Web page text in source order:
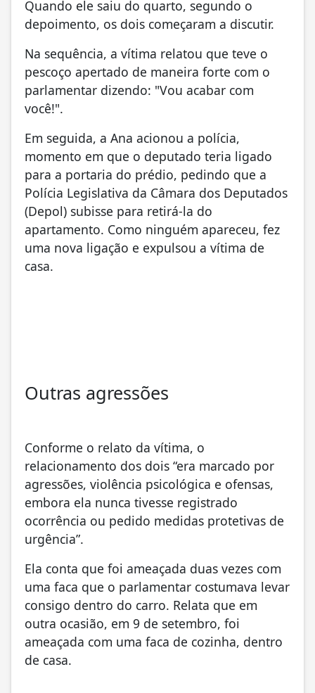
Quando ele saiu do quarto, segundo o
depoimento, os dois começaram a discutir.
Na sequência, a vítima relatou que teve o
pescoço apertado de maneira forte com o
parlamentar dizendo: "Vou acabar com
você!".
Em seguida, a Ana acionou a polícia,
momento em que o deputado teria ligado
para a portaria do prédio, pedindo que a
Polícia Legislativa da Câmara dos Deputados
(Depol) subisse para retirá-la do
apartamento. Como ninguém apareceu, fez
uma nova ligação e expulsou a vítima de
casa.
Outras agressões
Conforme o relato da vítima, o
relacionamento dos dois “era marcado por
agressões, violência psicológica e ofensas,
embora ela nunca tivesse registrado
ocorrência ou pedido medidas protetivas de
urgência”.
Ela conta que foi ameaçada duas vezes com
uma faca que o parlamentar costumava levar
consigo dentro do carro. Relata que em
outra ocasião, em 9 de setembro, foi
ameaçada com uma faca de cozinha, dentro
de casa.